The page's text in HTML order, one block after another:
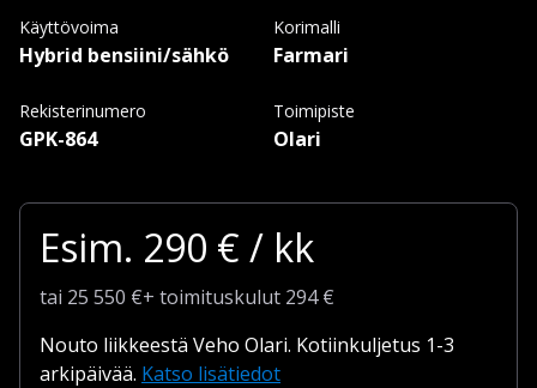
Käyttövoima
Hybrid bensiini/sähkö
Korimalli
Farmari
Rekisterinumero
GPK-864
Toimipiste
Olari
Esim. 290 € / kk
tai 25 550 €+ toimituskulut 294 €
Nouto liikkeestä Veho Olari. Kotiinkuljetus 1-3
arkipäivää. Katso lisätiedot